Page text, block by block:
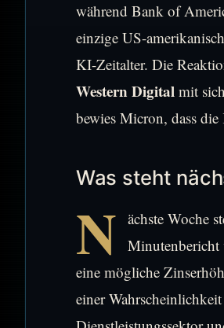
während Bank of
einzige US-
KI-Zeitalter. Die
Western Digital mit
bewies Micron, dass
Was steht
N ächste Woche
Minutenbericht
eine mögliche
einer